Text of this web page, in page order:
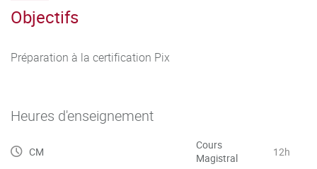
Objectifs
Préparation à la certification Pix
Heures d'enseignement
CM
Cours
Magistral
12h